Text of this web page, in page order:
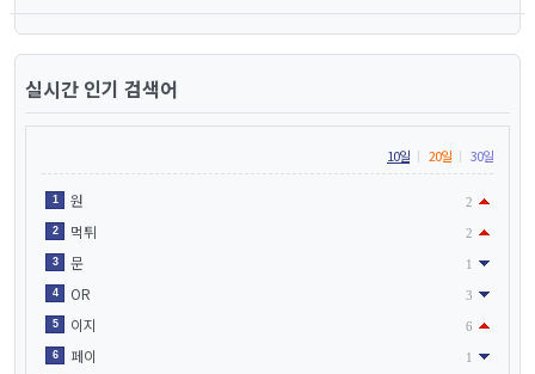
실시간 인기 검색어
10일 20일 30일
1 원 2
2 먹튀 2
3 문 1
4 OR 3
5 이지 6
6 페이 1